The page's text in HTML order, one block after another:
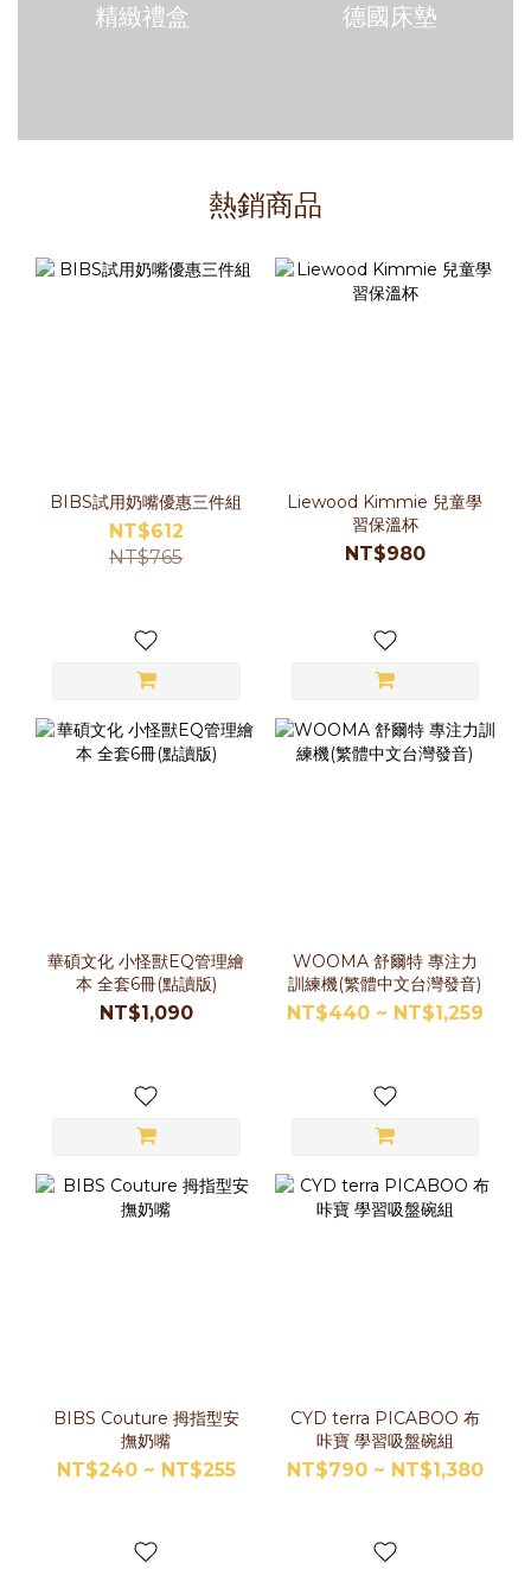
精緻禮盒 德國床墊
熱銷商品
BIBS試用奶嘴優惠三件組
NT$612
NT$765
Liewood Kimmie 兒童學
習保溫杯
NT$980
華碩文化 小怪獸EQ管理繪
本 全套6冊(點讀版)
NT$1,090
WOOMA 舒爾特 專注力
訓練機(繁體中文台灣發音)
NT$440 ~ NT$1,259
BIBS Couture 拇指型安
撫奶嘴
NT$240 ~ NT$255
CYD terra PICABOO 布
咔寶 學習吸盤碗組
NT$790 ~ NT$1,380